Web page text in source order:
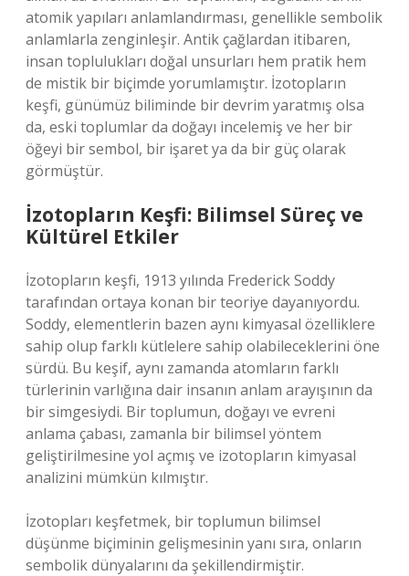
atomik yapıları anlamlandırması, genellikle sembolik
anlamlarla zenginleşir. Antik çağlardan itibaren,
insan toplulukları doğal unsurları hem pratik hem
de mistik bir biçimde yorumlamıştır. İzotopların
keşfi, günümüz biliminde bir devrim yaratmış olsa
da, eski toplumlar da doğayı incelemiş ve her bir
öğeyi bir sembol, bir işaret ya da bir güç olarak
görmüştür.
İzotopların Keşfi: Bilimsel Süreç ve
Kültürel Etkiler
İzotopların keşfi, 1913 yılında Frederick Soddy
tarafından ortaya konan bir teoriye dayanıyordu.
Soddy, elementlerin bazen aynı kimyasal özelliklere
sahip olup farklı kütlelere sahip olabileceklerini öne
sürdü. Bu keşif, aynı zamanda atomların farklı
türlerinin varlığına dair insanın anlam arayışının da
bir simgesiydi. Bir toplumun, doğayı ve evreni
anlama çabası, zamanla bir bilimsel yöntem
geliştirilmesine yol açmış ve izotopların kimyasal
analizini mümkün kılmıştır.
İzotopları keşfetmek, bir toplumun bilimsel
düşünme biçiminin gelişmesinin yanı sıra, onların
sembolik dünyalarını da şekillendirmiştir.